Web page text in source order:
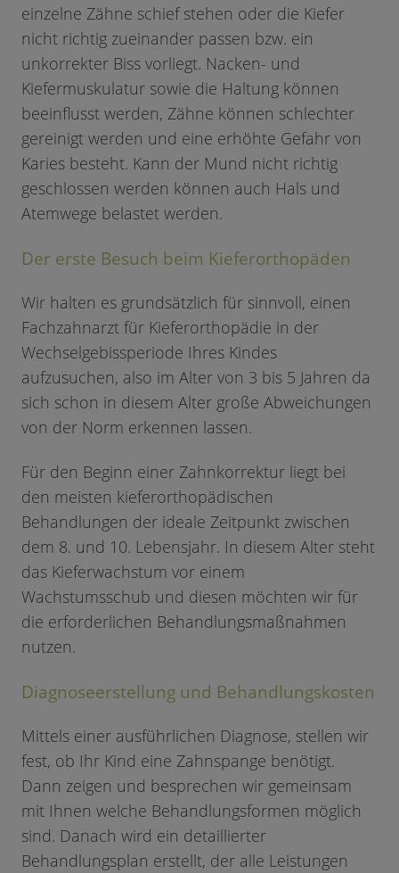
einzelne Zähne schief stehen oder die Kiefer
nicht richtig zueinander passen bzw. ein
unkorrekter Biss vorliegt. Nacken- und
Kiefermuskulatur sowie die Haltung können
beeinflusst werden, Zähne können schlechter
gereinigt werden und eine erhöhte Gefahr von
Karies besteht. Kann der Mund nicht richtig
geschlossen werden können auch Hals und
Atemwege belastet werden.
Der erste Besuch beim Kieferorthopäden
Wir halten es grundsätzlich für sinnvoll, einen
Fachzahnarzt für Kieferorthopädie in der
Wechselgebissperiode Ihres Kindes
aufzusuchen, also im Alter von 3 bis 5 Jahren da
sich schon in diesem Alter große Abweichungen
von der Norm erkennen lassen.
Für den Beginn einer Zahnkorrektur liegt bei
den meisten kieferorthopädischen
Behandlungen der ideale Zeitpunkt zwischen
dem 8. und 10. Lebensjahr. In diesem Alter steht
das Kieferwachstum vor einem
Wachstumsschub und diesen möchten wir für
die erforderlichen Behandlungsmaßnahmen
nutzen.
Diagnoseerstellung und Behandlungskosten
Mittels einer ausführlichen Diagnose, stellen wir
fest, ob Ihr Kind eine Zahnspange benötigt.
Dann zeigen und besprechen wir gemeinsam
mit Ihnen welche Behandlungsformen möglich
sind. Danach wird ein detaillierter
Behandlungsplan erstellt, der alle Leistungen